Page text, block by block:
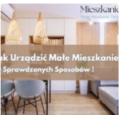
Galerii XX1